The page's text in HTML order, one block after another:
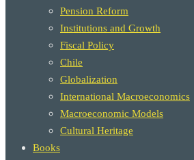
Pension Reform
Institutions and Growth
Fiscal Policy
Chile
Globalization
International Macroeconomics
Macroeconomic Models
Cultural Heritage
Books